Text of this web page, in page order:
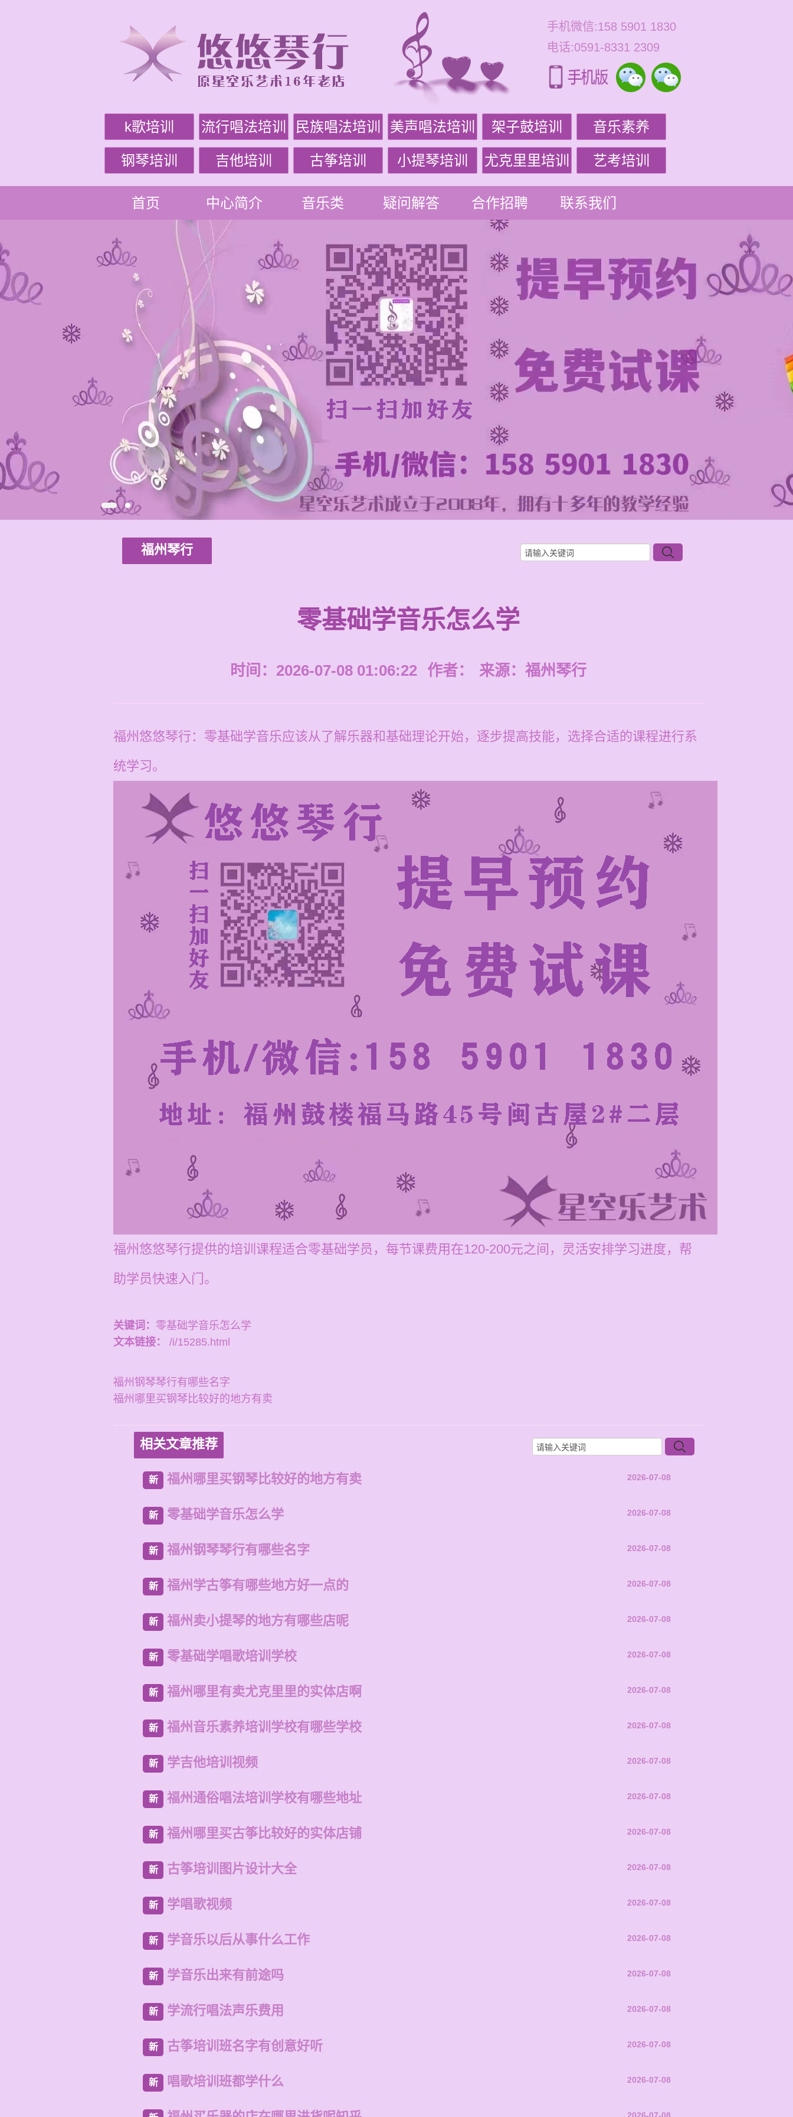
手机微信:158 5901 1830
电话:0591-8331 2309
k歌培训 流行唱法培训 民族唱法培训 美声唱法培训 架子鼓培训 音乐素养
钢琴培训 吉他培训 古筝培训 小提琴培训 尤克里里培训 艺考培训
首页 中心简介 音乐类 疑问解答 合作招聘 联系我们
福州琴行
零基础学音乐怎么学
时间：2026-07-08 01:06:22 作者： 来源： 福州琴行
福州悠悠琴行：零基础学音乐应该从了解乐器和基础理论开始，逐步提高技能，选择合适的课程进行系
统学习。
福州悠悠琴行提供的培训课程适合零基础学员，每节课费用在120-200元之间，灵活安排学习进度，帮
助学员快速入门。
关键词： 零基础学音乐怎么学
文本链接：
/i/15285.html
福州钢琴琴行有哪些名字
福州哪里买钢琴比较好的地方有卖
相关文章推荐
新 福州哪里买钢琴比较好的地方有卖 2026-07-08
新 零基础学音乐怎么学 2026-07-08
新 福州钢琴琴行有哪些名字 2026-07-08
新 福州学古筝有哪些地方好一点的 2026-07-08
新 福州卖小提琴的地方有哪些店呢 2026-07-08
新 零基础学唱歌培训学校 2026-07-08
新 福州哪里有卖尤克里里的实体店啊 2026-07-08
新 福州音乐素养培训学校有哪些学校 2026-07-08
新 学吉他培训视频 2026-07-08
新 福州通俗唱法培训学校有哪些地址 2026-07-08
新 福州哪里买古筝比较好的实体店铺 2026-07-08
新 古筝培训图片设计大全 2026-07-08
新 学唱歌视频 2026-07-08
新 学音乐以后从事什么工作 2026-07-08
新 学音乐出来有前途吗 2026-07-08
新 学流行唱法声乐费用 2026-07-08
新 古筝培训班名字有创意好听 2026-07-08
新 唱歌培训班都学什么 2026-07-08